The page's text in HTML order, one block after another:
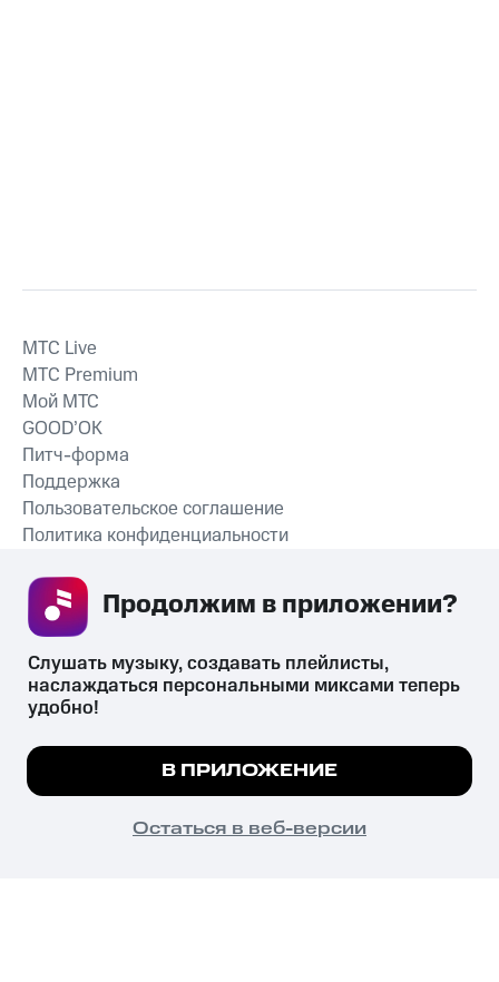
СКАЧАТЬ ПРИЛОЖЕНИЕ
MTС Live
MTС Premium
Мой МТС
GOOD’OK
Питч-форма
Поддержка
Пользовательское соглашение
Политика конфиденциальности
психотропных веществ, их аналогов причиняет вред здоровью,
их незаконный оборот запрещён и влечёт установленную
законодательством ответственность.
© 2026 ООО «КИОН».
Все права защищены
Мы используем куки, чтобы на сайте все
Подробнее
ПОНЯТНО
Слушать музыку, создавать плейлисты,
наслаждаться персональными миксами теперь
удобно!
В ПРИЛОЖЕНИЕ
Остаться в веб-версии